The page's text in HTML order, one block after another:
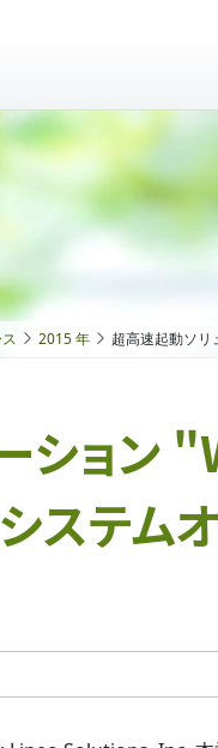
2015 年 超高速起動ソ
ショ
テム